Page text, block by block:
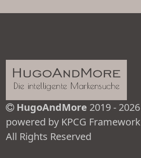
HugoAndMore 2019 - 2026
powered by KPCG Framework
All Rights Reserved